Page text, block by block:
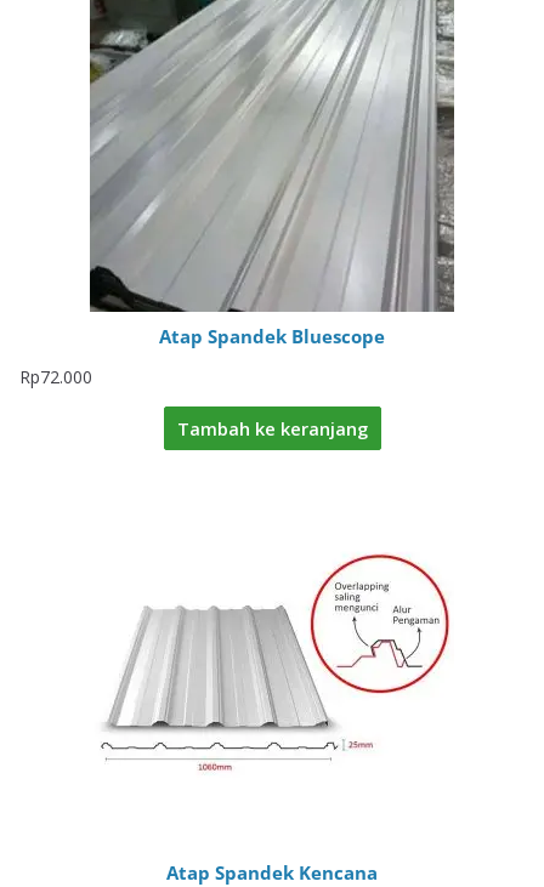
Atap Spandek Bluescope
Rp72.000
Tambah ke keranjang
Atap Spandek Kencana